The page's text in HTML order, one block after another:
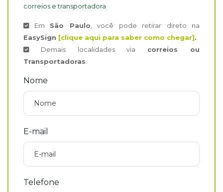
correios e transportadora
Em São Paulo , você pode retirar direto na
EasySign [clique aqui para saber como chegar].
Demais localidades via correios ou
Transportadoras
Nome
E-mail
Telefone